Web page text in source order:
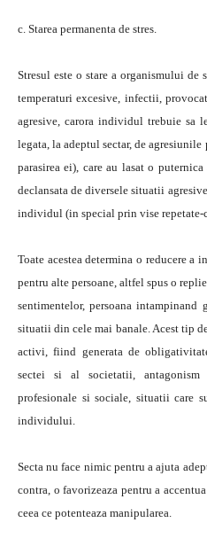
c. Starea permanenta de stres.
Stresul este o stare a organismului de
temperaturi excesive, infectii,
agresive, carora individul trebuie sa
legata, la adeptul sectar, de
parasirea ei), care au lasat o
declansata de diversele situatii
individul (in special prin vise repetate-
Toate acestea determina o reducere a
pentru alte persoane, altfel spus o
sentimentelor, persoana
situatii din cele mai banale. Acest tip
activi, fiind generata de
sectei si al societatii,
profesionale si sociale, situatii care
individului.
Secta nu face nimic pentru a ajuta
contra, o favorizeaza pentru a
ceea ce potenteaza manipularea.